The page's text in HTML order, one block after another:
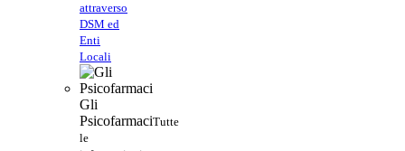
attraverso
DSM ed
Enti
Locali
Gli
PsicofarmaciTutte
le